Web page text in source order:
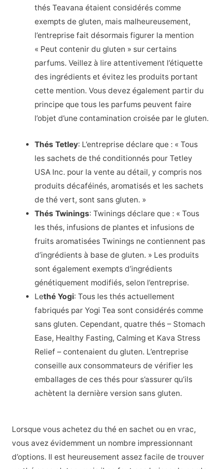
thés Teavana étaient considérés comme
exempts de gluten, mais malheureusement,
l’entreprise fait désormais figurer la mention
« Peut contenir du gluten » sur certains
parfums. Veillez à lire attentivement l’étiquette
des ingrédients et évitez les produits portant
cette mention. Vous devez également partir du
principe que tous les parfums peuvent faire
l’objet d’une contamination croisée par le gluten.
Thés Tetley: L’entreprise déclare que : « Tous
les sachets de thé conditionnés pour Tetley
USA Inc. pour la vente au détail, y compris nos
produits décaféinés, aromatisés et les sachets
de thé vert, sont sans gluten. »
Thés Twinings: Twinings déclare que : « Tous
les thés, infusions de plantes et infusions de
fruits aromatisées Twinings ne contiennent pas
d’ingrédients à base de gluten. » Les produits
sont également exempts d’ingrédients
génétiquement modifiés, selon l’entreprise.
Lethé Yogi: Tous les thés actuellement
fabriqués par Yogi Tea sont considérés comme
sans gluten. Cependant, quatre thés – Stomach
Ease, Healthy Fasting, Calming et Kava Stress
Relief – contenaient du gluten. L’entreprise
conseille aux consommateurs de vérifier les
emballages de ces thés pour s’assurer qu’ils
achètent la dernière version sans gluten.
Lorsque vous achetez du thé en sachet ou en vrac,
vous avez évidemment un nombre impressionnant
d’options. Il est heureusement assez facile de trouver